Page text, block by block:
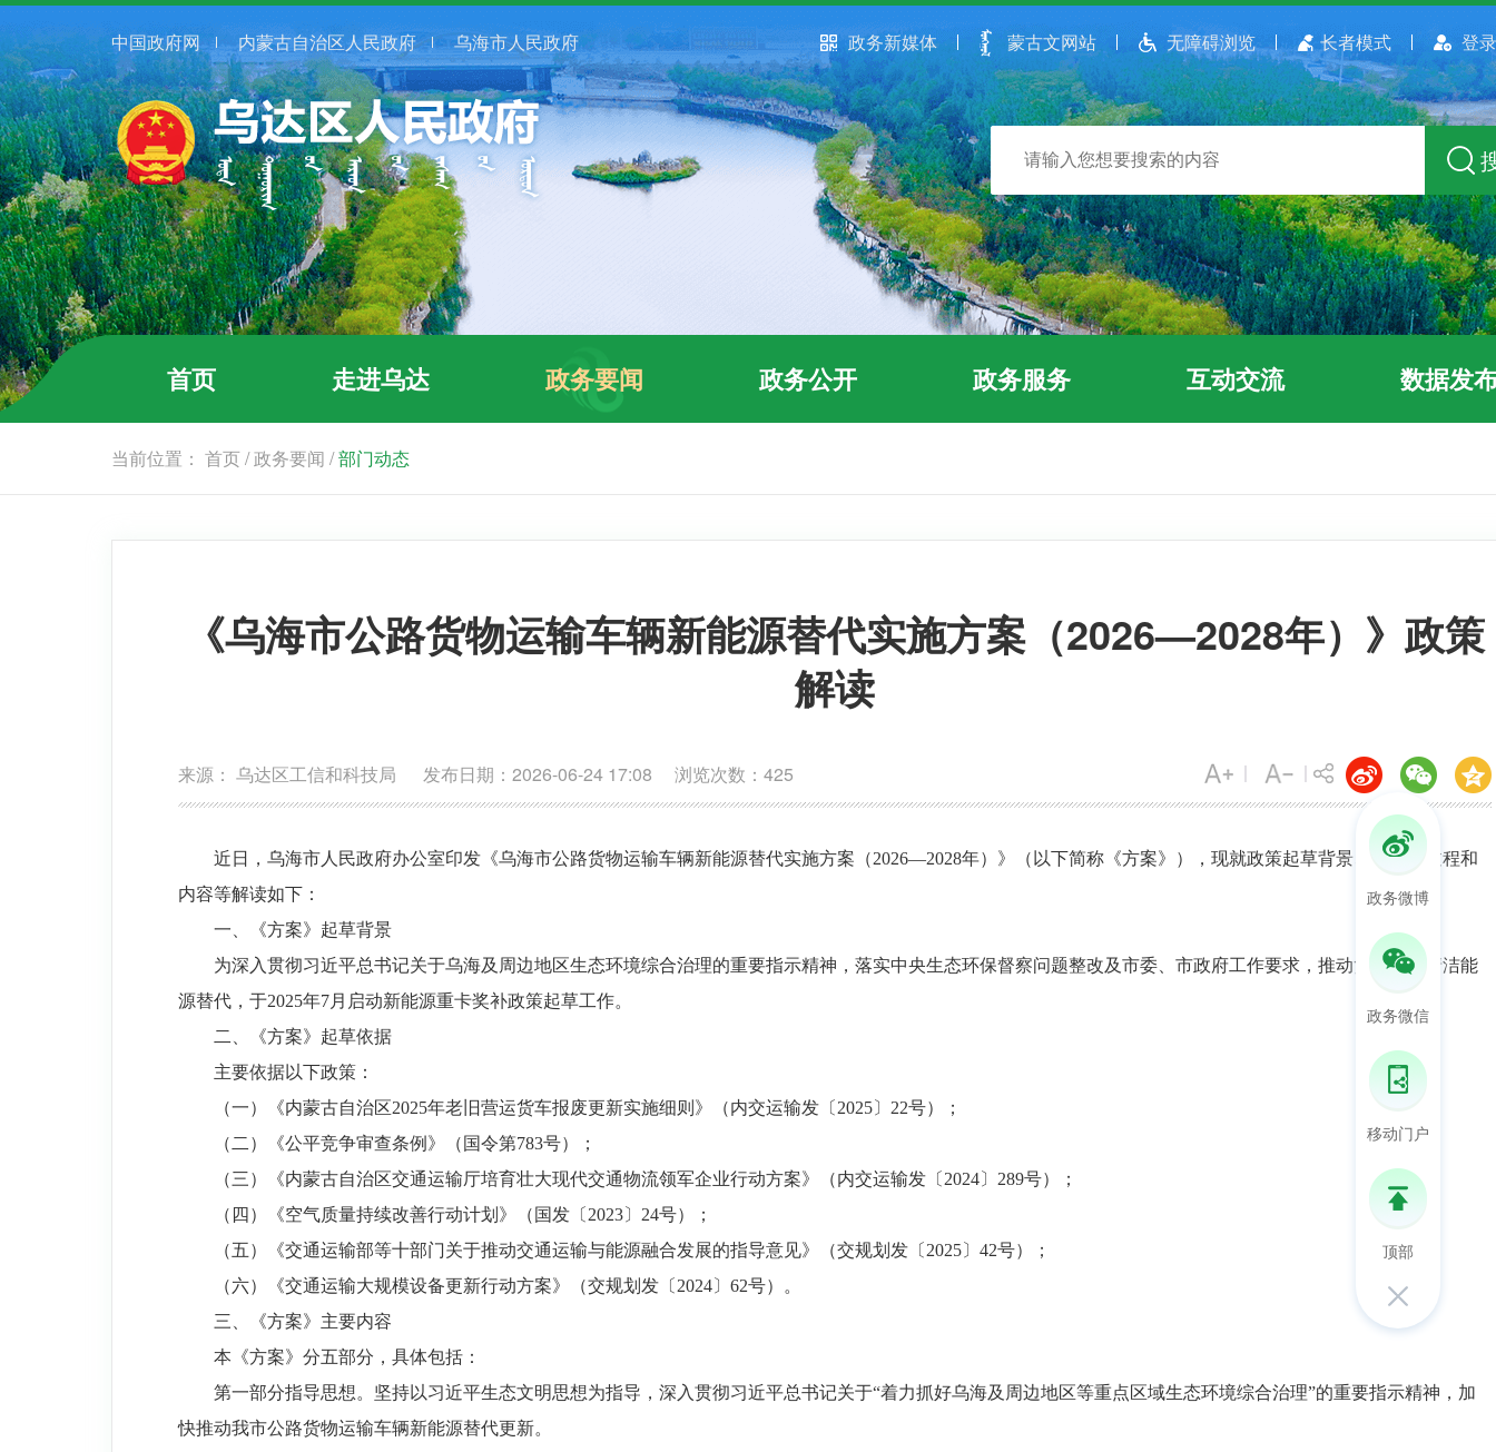
中国政府网 内蒙古自治区人民政府 乌海市人民政府 政务新媒体 蒙古文网站 无障碍浏览 长者模式 登
首页 走进乌达 政务要闻 政务公开 政务服务 互动交流 数据发
当前位置： 首页/政务要闻 /部门动态
《乌海市公路货物运输车辆新能源替代实施方案（2026—2028年）》政策
解读
来源： 乌达区工信和科技局 发布日期：2026-06-24 17:08 浏览次数： 425
近日，乌海市人民政府办公室印发《乌海市公路货物运输车辆新能源替代实施方案（2026—2028年）》（以下简称《方案》），现就政策起草背景、依据、过程和
内容等解读如下：
一、《方案》起草背景
为深入贯彻习近平总书记关于乌海及周边地区生态环境综合治理的重要指示精神，落实中央生态环保督察问题整改及市委、市政府工作要求，推动货物运输清洁能
源替代，于2025年7月启动新能源重卡奖补政策起草工作。
二、《方案》起草依据
主要依据以下政策：
（一）《内蒙古自治区2025年老旧营运货车报废更新实施细则》（内交运输发〔2025〕22号）；
（二）《公平竞争审查条例》（国令第783号）；
（三）《内蒙古自治区交通运输厅培育壮大现代交通物流领军企业行动方案》（内交运输发〔2024〕289号）；
（四）《空气质量持续改善行动计划》（国发〔2023〕24号）；
（五）《交通运输部等十部门关于推动交通运输与能源融合发展的指导意见》（交规划发〔2025〕42号）；
（六）《交通运输大规模设备更新行动方案》（交规划发〔2024〕62号）。
三、《方案》主要内容
本《方案》分五部分，具体包括：
第一部分指导思想。坚持以习近平生态文明思想为指导，深入贯彻习近平总书记关于“着力抓好乌海及周边地区等重点区域生态环境综合治理”的重要指示精神，加
快推动我市公路货物运输车辆新能源替代更新。
政务微博
政务微信
移动门户
顶部